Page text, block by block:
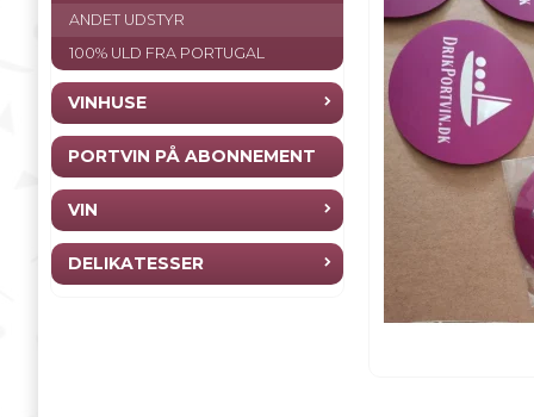
ANDET UDSTYR
100% ULD FRA PORTUGAL
VINHUSE
PORTVIN PÅ ABONNEMENT
VIN
DELIKATESSER